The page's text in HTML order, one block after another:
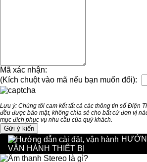
Mã xác nhận:
(Kích chuột vào mã nếu bạn muốn đổi):
Lưu ý: Chúng tôi cam kết tất cả các thông tin số Điện
đều được bảo mật, không chia sẻ cho bất cứ đơn vị
mục đích phục vụ nhu cầu của quý khách.
VẬN HÀNH THIẾT BỊ